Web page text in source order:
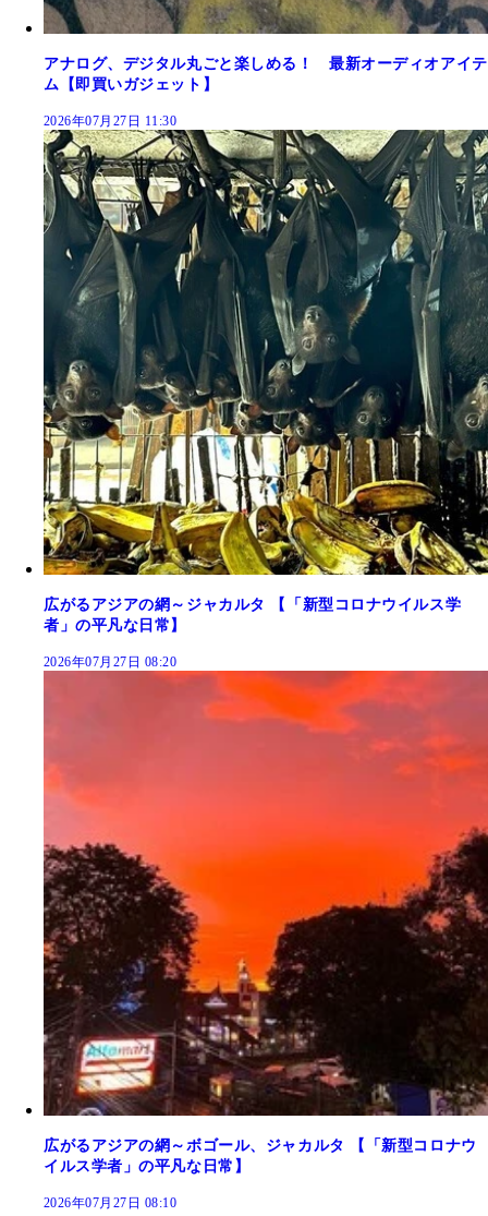
アナログ、デジタル丸ごと楽しめる！ 最新オーディオアイテ
ム【即買いガジェット】
2026年07月27日 11:30
広がるアジアの網～ジャカルタ 【「新型コロナウイルス学
者」の平凡な日常】
2026年07月27日 08:20
広がるアジアの網～ボゴール、ジャカルタ 【「新型コロナウ
イルス学者」の平凡な日常】
2026年07月27日 08:10